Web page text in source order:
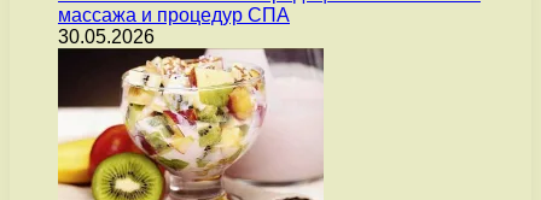
массажа и процедур СПА
30.05.2026